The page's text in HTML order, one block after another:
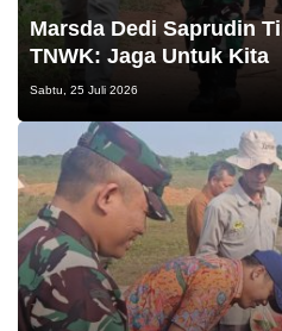
Marsda Dedi Saprudin
TNWK: Jaga Untuk Kita
Sabtu, 25 Juli 2026